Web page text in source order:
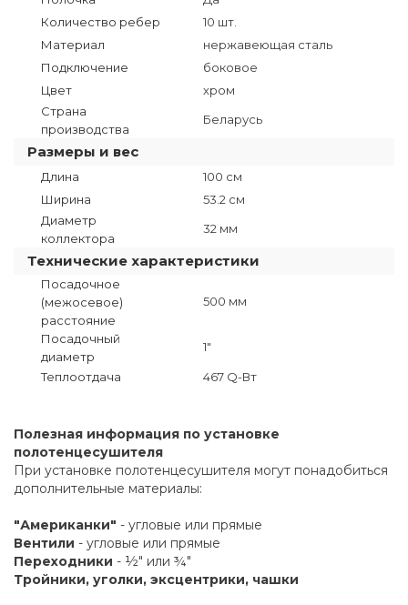
Количество ребер
10 шт.
Материал
нержавеющая сталь
Подключение
боковое
Цвет
хром
Страна
производства
Беларусь
Размеры и вес
Длина
100 см
Ширина
53.2 см
Диаметр
коллектора
32 мм
Технические характеристики
Посадочное
(межосевое)
расстояние
500 мм
Посадочный
диаметр
1"
Теплоотдача 467 Q-Вт
Полезная информация по установке
полотенцесушителя
При установке полотенцесушителя могут понадобиться
дополнительные материалы:
"Американки" - угловые или прямые
Вентили - угловые или прямые
Переходники - ½" или ¾"
Тройники, уголки, эксцентрики, чашки